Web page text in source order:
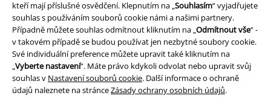
kteří mají příslušné osvědčení. Klepnutím na „Souhlasím“ vyjadřujete
souhlas s používáním souborů cookie námi a našimi partnery.
Případně můžete souhlas odmítnout kliknutím na „Odmítnout vše“ -
v takovém případě se budou používat jen nezbytné soubory cookie.
Své individuální preference můžete upravit také kliknutím na
„Vyberte nastavení“. Máte právo kdykoli odvolat nebo upravit svůj
souhlas v Nastavení souborů cookie. Další informace o ochraně
údajů naleznete na stránceZásady ochrany osobních údajů.
A Warner Music Group Company